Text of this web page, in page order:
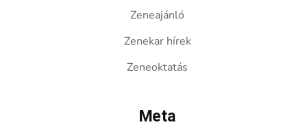
Zeneajánló
Zenekar hírek
Zeneoktatás
Meta